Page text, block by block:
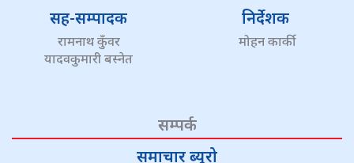
सह-सम्पादक
रामनाथ कुँवर
यादवकुमारी बस्नेत
निर्देशक
मोहन कार्की
सम्पर्क
समाचार ब्यूरो